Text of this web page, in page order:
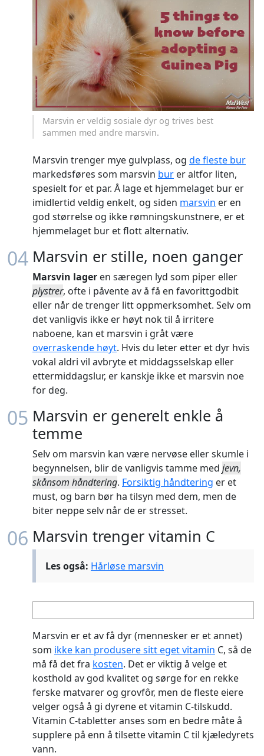
Marsvin er veldig sosiale dyr og trives best
sammen med andre marsvin.
Marsvin trenger mye gulvplass, og de fleste bur
markedsføres som marsvin bur er altfor liten,
spesielt for et par. Å lage et hjemmelaget bur er
imidlertid veldig enkelt, og siden marsvin er en
god størrelse og ikke rømningskunstnere, er et
hjemmelaget bur et flott alternativ.
04 Marsvin er stille, noen ganger
Marsvin lager en særegen lyd som piper eller
plystrer, ofte i påvente av å få en favorittgodbit
eller når de trenger litt oppmerksomhet. Selv om
det vanligvis ikke er høyt nok til å irritere
naboene, kan et marsvin i gråt være
overraskende høyt. Hvis du leter etter et dyr hvis
vokal aldri vil avbryte et middagsselskap eller
ettermiddagslur, er kanskje ikke et marsvin noe
for deg.
05 Marsvin er generelt enkle å
temme
Selv om marsvin kan være nervøse eller skumle i
begynnelsen, blir de vanligvis tamme med jevn,
skånsom håndtering. Forsiktig håndtering er et
must, og barn bør ha tilsyn med dem, men de
biter neppe selv når de er stresset.
06 Marsvin trenger vitamin C
Les også: Hårløse marsvin
Marsvin er et av få dyr (mennesker er et annet)
som ikke kan produsere sitt eget vitamin C, så de
må få det fra kosten. Det er viktig å velge et
kosthold av god kvalitet og sørge for en rekke
ferske matvarer og grovfôr, men de fleste eiere
velger også å gi dyrene et vitamin C-tilskudd.
Vitamin C-tabletter anses som en bedre måte å
supplere på enn å tilsette vitamin C til kjæledyrets
vann.